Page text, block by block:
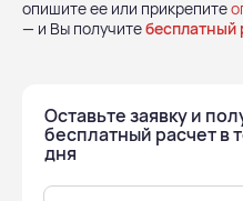
опишите ее или прикрепите
— и Вы получитебесплатный
Оставьте заявку и
бесплатный расчет в
дня